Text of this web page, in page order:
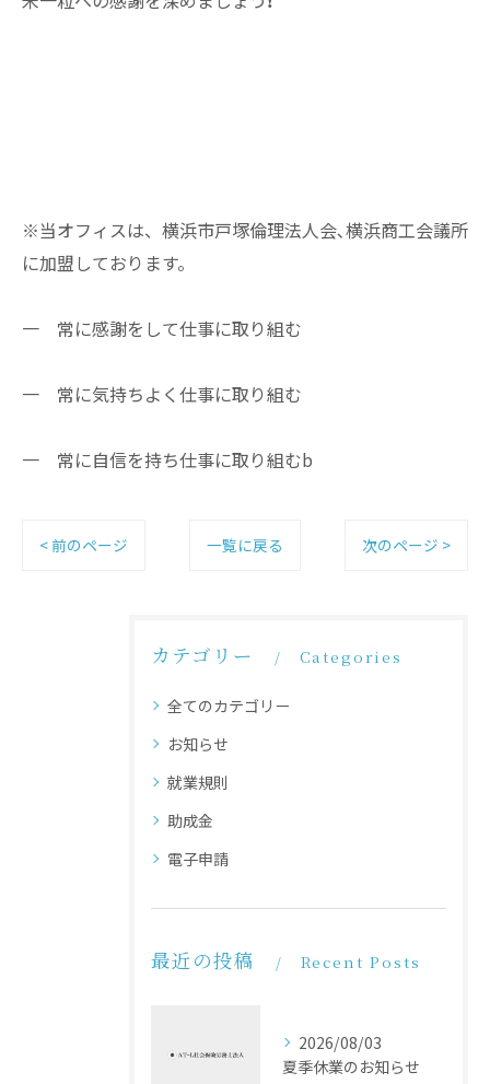
※当オフィスは、横浜市戸塚倫理法人会､横浜商工会議所
に加盟しております。
一 常に感謝をして仕事に取り組む
一 常に気持ちよく仕事に取り組む
一 常に自信を持ち仕事に取り組むb
< 前のページ 一覧に戻る 次のページ >
カテゴリー Categories
全てのカテゴリー
お知らせ
就業規則
助成金
電子申請
最近の投稿 Recent Posts
2026/08/03
夏季休業のお知らせ